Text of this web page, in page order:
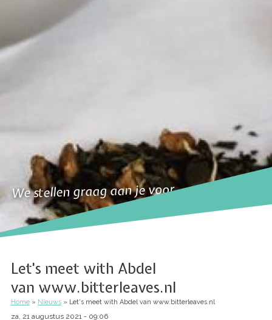
We stellen graag aan je voor..
Let's meet with Abdel
van www.bitterleaves.nl
Kruimelpad
Home Nieuws Let's meet with Abdel van www.bitterleaves.nl
za, 21 augustus 2021 - 09:06